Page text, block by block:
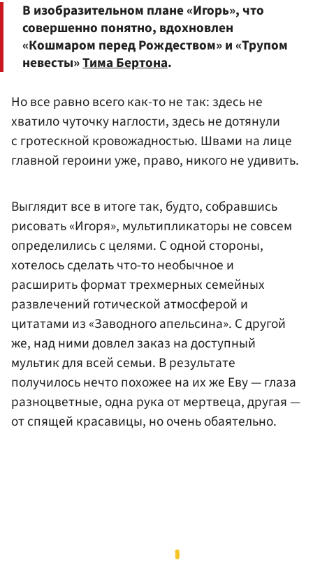
В изобразительном плане «Игорь», что
совершенно понятно, вдохновлен
«Кошмаром перед Рождеством» и «Трупом
невесты»Тима Бертона.
Но все равно всего как-то не так: здесь не
хватило чуточку наглости, здесь не дотянули
с гротескной кровожадностью. Швами на лице
главной героини уже, право, никого не удивить.
Выглядит все в итоге так, будто, собравшись
рисовать «Игоря», мультипликаторы не совсем
определились с целями. С одной стороны,
хотелось сделать что-то необычное и
расширить формат трехмерных семейных
развлечений готической атмосферой и
цитатами из «Заводного апельсина». С другой
же, над ними довлел заказ на доступный
мультик для всей семьи. В результате
получилось нечто похожее на их же Еву — глаза
разноцветные, одна рука от мертвеца, другая —
от спящей красавицы, но очень обаятельно.